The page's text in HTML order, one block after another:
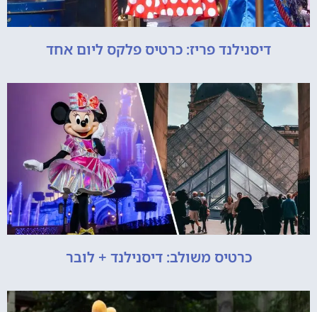
דיסנילנד פריז: כרטיס פלקס ליום אחד
כרטיס משולב: דיסנילנד + לובר